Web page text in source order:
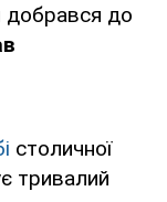
добрався до
столичної
тривалий